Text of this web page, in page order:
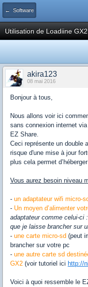
← Software
Utilisation de Loadiine
akira123
08 mai 2016
Bonjour à tous,
Nous allons voir ici
sans connexion internet
EZ Share.
Ceci représente un double
risque d'une mise à jour
plus cela permet
Vous aurez besoin niveau
- un adaptateur wifi micro-
- Un moyen d’alimenter
adaptateur comme celui-ci :
que je laisse brancher sur
- une carte micro-sd (peut
brancher sur votre pc
- une autre carte sd
GX2 (voir tutoriel ici http://
Voici à quoi ressemble le